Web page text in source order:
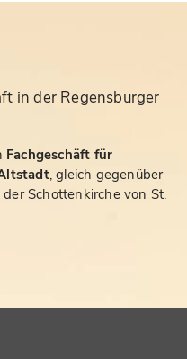
in der Regensburger
Fachgeschäft für
, gleich gegenüber
Schottenkirche von St.